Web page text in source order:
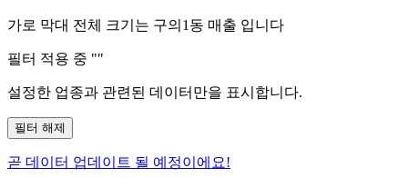
가로 막대 전체 크기는 구의1동 매출 입니다
필터 적용 중 ""
설정한 업종과 관련된 데이터만을 표시합니다.
필터 해제
곧 데이터 업데이트 될 예정이에요!